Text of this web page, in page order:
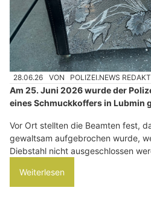
28.06.26 VON POLIZEI.NEWS
Am 25. Juni 2026 wurde der
eines Schmuckkoffers in Lubmin
Vor Ort stellten die Beamten fest,
gewaltsam aufgebrochen wurde,
Diebstahl nicht ausgeschlossen
Weiterlesen